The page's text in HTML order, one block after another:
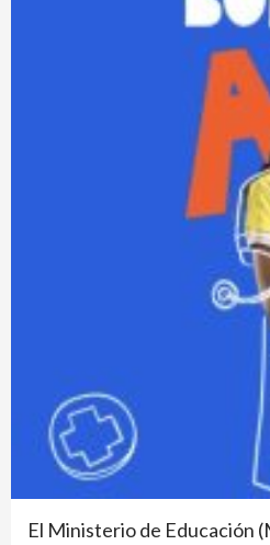
El Ministerio de Educación